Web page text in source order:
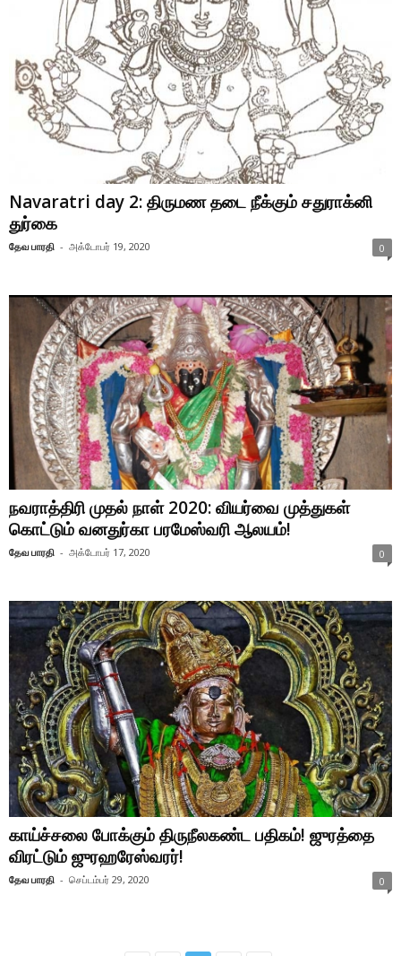
Navaratri day 2: திருமண தடை நீக்கும் சதுராக்னி
துர்கை
தேவ பாரதி - அக்டோபர் 19, 2020 0
நவராத்திரி முதல் நாள் 2020: வியர்வை முத்துகள்
கொட்டும் வனதுர்கா பரமேஸ்வரி ஆலயம்!
தேவ பாரதி - அக்டோபர் 17, 2020 0
காய்ச்சலை போக்கும் திருநீலகண்ட பதிகம்! ஜுரத்தை
விரட்டும் ஜுரஹரேஸ்வரர்!
தேவ பாரதி - செப்டம்பர் 29, 2020 0